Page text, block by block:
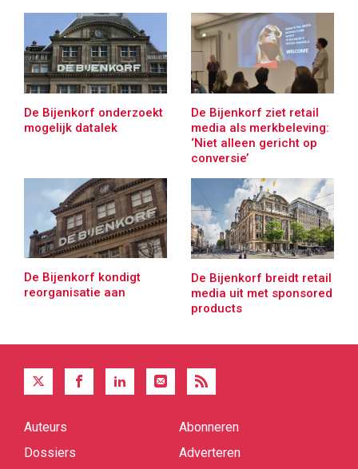
De Bijenkorf onderzoekt
mogelijk datalek
De Bijenkorf ziet retail
media als merkbeleving:
‘Niet alleen gericht op
conversie’
De Bijenkorf kondigt
reorganisatie aan
De Bijenkorf breidt retail
media uit met sponsored
products
Quick
Auteurs
Dossiers
Abonneren
Adverteren